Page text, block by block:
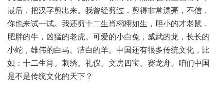
最后，把汉字剪出来。我曾经剪过，剪得非常漂亮，不信，
你也来试一试。我还剪十二生肖栩栩如生，胆小的才老鼠，
肥胖的牛，凶猛的老虎。可爱的小白兔，威武的龙，长长的
小蛇，雄伟的白马。洁白的羊。中国还有很多传统文化，比
如：十二生肖。刺绣。礼仪。文房四宝。赛龙舟。咱们中国
是不是传统文化的天下？